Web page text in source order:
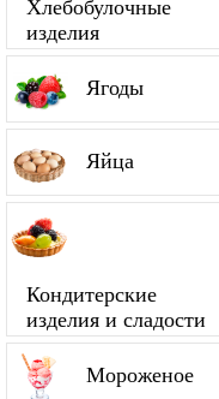
Хлебобулочные
изделия
Ягоды
Яйца
Кондитерские
изделия и сладости
Мороженое